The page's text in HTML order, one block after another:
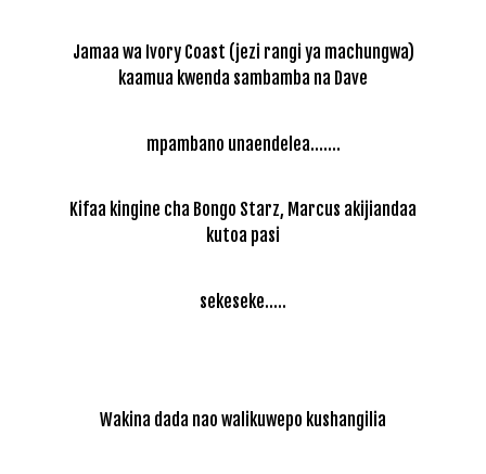
Jamaa wa Ivory Coast (jezi rangi ya machungwa)
kaamua kwenda sambamba na Dave
mpambano unaendelea.......
Kifaa kingine cha Bongo Starz, Marcus akijiandaa
kutoa pasi
sekeseke.....
Wakina dada nao walikuwepo kushangilia